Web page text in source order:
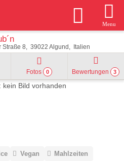
Menu
Straße 8 39022 Algund Italien
Fotos 0 Bewertungen 3
Vegan
Mahlzeiten